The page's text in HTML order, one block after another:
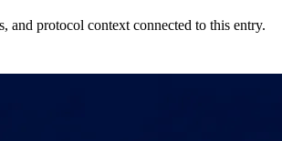
and protocol context connected to this entry.